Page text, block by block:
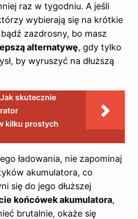
raz w tygodniu. A jeśli
wybierają się na krótkie
zazdrosny, bo masz
alternatywę, gdy tylko
by wyruszyć na dłuższą
Jak skutecznie
kilku prostych
ładowania, nie zapominaj
akumulatora, co
się do jego dłuższej
końcówek akumulatora,
brutalnie, okaże się